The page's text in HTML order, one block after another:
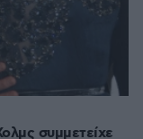
συμμετείχε